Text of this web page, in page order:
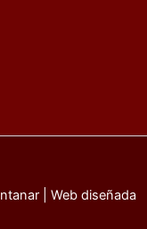
| Web diseñada